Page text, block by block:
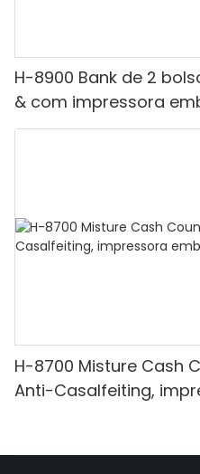
H-8900 Bank de 2
& com impressora
mista, luz branca/ir/
H-8700 Misture Cash
Anti-Casalfeiting,